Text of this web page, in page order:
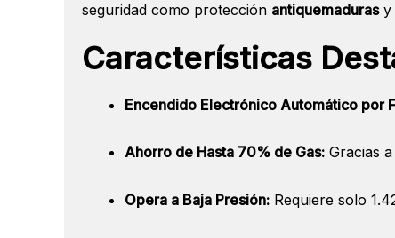
seguridad como protección antiquemadurasy
Características
Encendido Electrónico Automático por
Ahorro de Hasta 70% de Gas: Gracias
Opera a Baja Presión: Requiere solo